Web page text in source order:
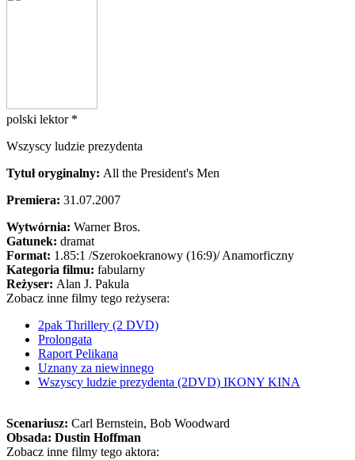
polski lektor *
Wszyscy ludzie prezydenta
Tytuł oryginalny: All the President's Men
Premiera: 31.07.2007
Wytwórnia: Warner Bros.
Gatunek: dramat
Format: 1.85:1 /Szerokoekranowy (16:9)/Anamorficzny
Kategoria filmu: fabularny
Reżyser: Alan J. Pakula
Zobacz inne filmy tego reżysera:
2pak Thrillery (2 DVD)
Prolongata
Raport Pelikana
Uznany za niewinnego
Wszyscy ludzie prezydenta (2DVD) IKONY KINA
Scenariusz: Carl Bernstein, Bob Woodward
Obsada: Dustin Hoffman
Zobacz inne filmy tego aktora: